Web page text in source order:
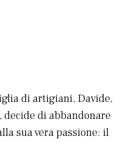
di artigiani, Davide,
di abbandonare
sua vera passione: il